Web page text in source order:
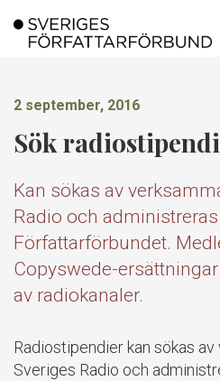
till
2 september, 2016
Sök
Kan sökas av
Radio och
Författarförbundet.
Copyswede-
av radiokanaler.
Radiostipendier kan sökas
Sveriges Radio och